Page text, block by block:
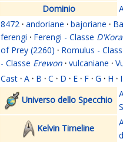
Dominio
8472 · andoriane · bajoriane ·
ferengi · Ferengi - Classe D'Kora
of Prey (2260) · Romulus -
- Classe Erewon · vulcaniane ·
Cast · A · B · C · D · E · F · G · H · I
Universo dello Specchio
Kelvin Timeline